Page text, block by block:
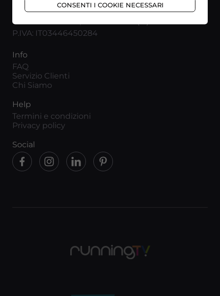
RUNNING TV INTERNATIONAL Srl
Via Terza Strada 2, 35129 Padova (IT)
P.IVA: IT03446450284
Info
FAQ
Servizio Clienti
Chi Siamo
Help
Termini e condizioni
Privacy policy
Social
CONSENTI I COOKIE NECESSARI